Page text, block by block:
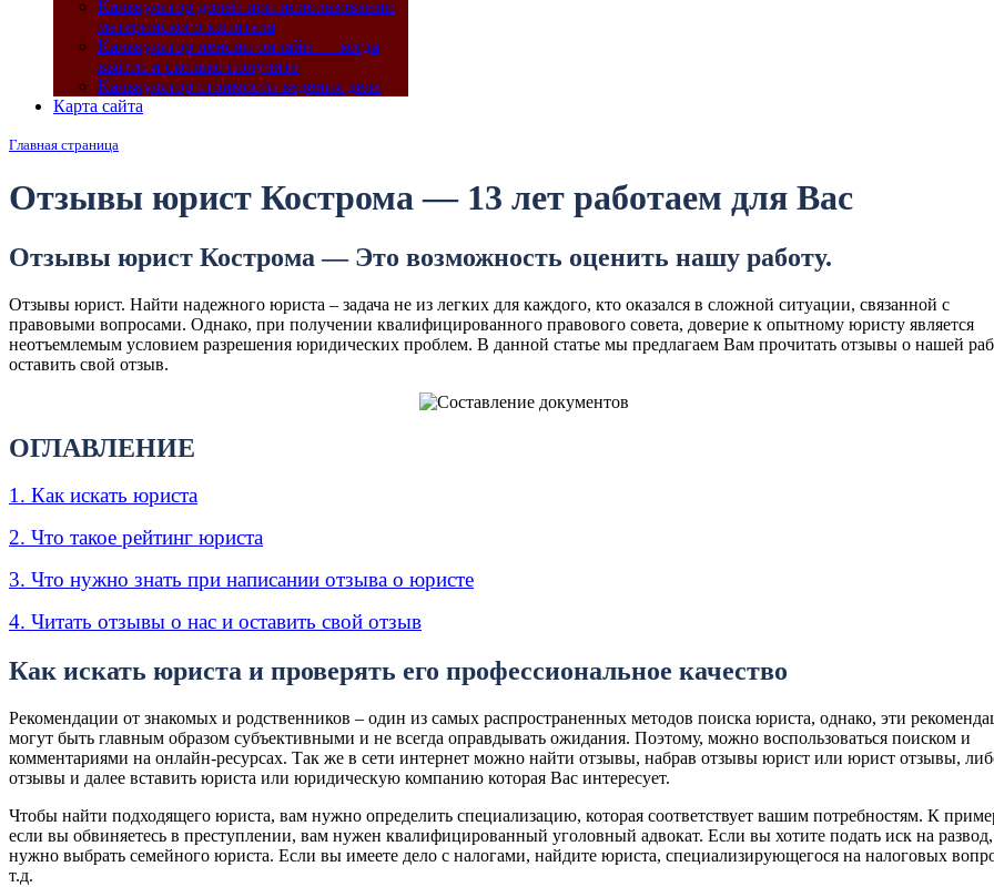
Калькулятор долей при использовании
материнского капитала
Калькулятор пенсии онлайн — когда
выйти и сколько получите
Калькулятор стоимости ведения дела
Карта сайта
Главная страница
Отзывы юрист Кострома — 13 лет работаем для Вас
Отзывы юрист Кострома — Это возможность оценить нашу работу.
Отзывы юрист. Найти надежного юриста – задача не из легких для каждого, кто оказался в сложной ситуации, связанной с
правовыми вопросами. Однако, при получении квалифицированного правового совета, доверие к опытному юристу является
неотъемлемым условием разрешения юридических проблем. В данной статье мы предлагаем Вам прочитать отзывы о нашей
оставить свой отзыв.
ОГЛАВЛЕНИЕ
1. Как искать юриста
2. Что такое рейтинг юриста
3. Что нужно знать при написании отзыва о юристе
4. Читать отзывы о нас и оставить свой отзыв
Как искать юриста и проверять его профессиональное качество
Рекомендации от знакомых и родственников – один из самых распространенных методов поиска юриста, однако, эти
могут быть главным образом субъективными и не всегда оправдывать ожидания. Поэтому, можно воспользоваться поиском и
комментариями на онлайн-ресурсах. Так же в сети интернет можно найти отзывы, набрав отзывы юрист или юрист отзывы,
отзывы и далее вставить юриста или юридическую компанию которая Вас интересует.
Чтобы найти подходящего юриста, вам нужно определить специализацию, которая соответствует вашим потребностям. К
если вы обвиняетесь в преступлении, вам нужен квалифицированный уголовный адвокат. Если вы хотите подать иск на
нужно выбрать семейного юриста. Если вы имеете дело с налогами, найдите юриста, специализирующегося на налоговых
т.д.